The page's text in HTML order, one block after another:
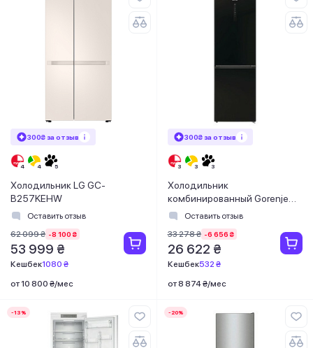
300₴ за отзыв
Холодильник LG GC-
B257KEHW
Оставить отзыв
62 099 ₴ -8 100 ₴
53 999 ₴
Кешбек1080 ₴
от 10 800 ₴/мес
300₴ за отзыв
Холодильник
комбинированный Gorenje
NRK 6192 ABK4
Оставить отзыв
33 278 ₴ -6 656 ₴
26 622 ₴
Кешбек532 ₴
от 8 874 ₴/мес
-13% -20%